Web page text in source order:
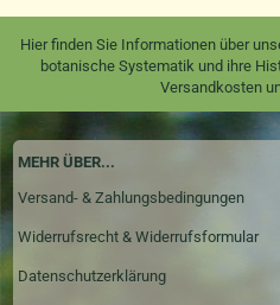
Hier finden Sie Informationen über
botanische Systematik und ihre
Versandkosten
MEHR ÜBER...
Versand- & Zahlungsbedingungen
Widerrufsrecht & Widerrufsformular
Datenschutzerklärung